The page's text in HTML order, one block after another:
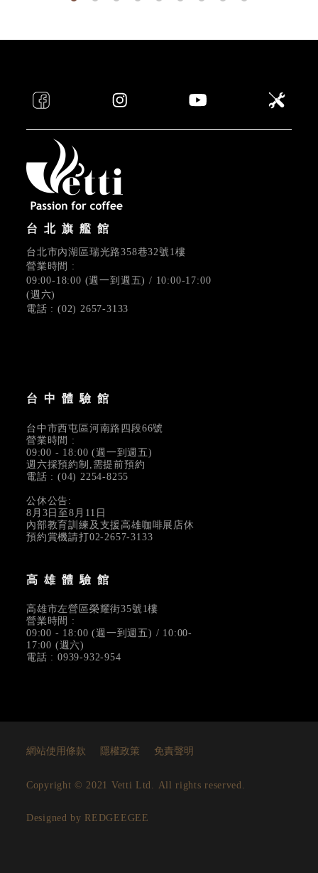
台北旗艦館
台北市內湖區瑞光路358巷32號1樓
營業時間 :
09:00-18:00 (週一到週五) / 10:00-17:00
(週六)
電話 : (02) 2657-3133
台中體驗館
台中市西屯區河南路四段66號
營業時間 :
09:00 - 18:00 (週一到週五)
週六採預約制,需提前預約
電話 : (04) 2254-8255
公休公告:
8月3日至8月11日
內部教育訓練及支援高雄咖啡展店休
預約賞機請打02-2657-3133
高雄體驗館
高雄市左營區榮耀街35號1樓
營業時間 :
09:00 - 18:00 (週一到週五) / 10:00-
17:00 (週六)
電話 : 0939-932-954
網站使用條款 隱權政策 免責聲明
Copyright © 2021 Vetti Ltd. All rights reserved.
Designed by REDGEEGEE